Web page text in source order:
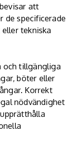
att
de specificerade
tekniska
och tillgängliga
böter eller
Korrekt
nödvändighet